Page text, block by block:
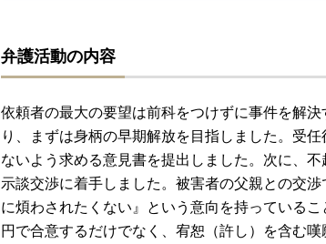
弁護活動の内容
依頼者の最大の要望は前科をつけずに事件を解
り、まずは身柄の早期解放を目指しました。受
ないよう求める意見書を提出しました。次に、
示談交渉に着手しました。被害者の父親との交
に煩わされたくない』という意向を持っている
円で合意するだけでなく、宥恕（許し）を含む